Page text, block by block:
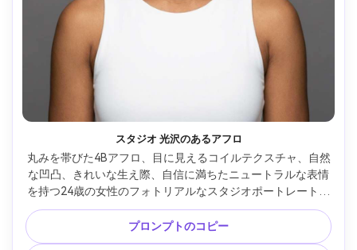
スタジオ 光沢のあるアフロ
丸みを帯びた4Bアフロ、目に見えるコイルテクスチャ、自然
な凹凸、きれいな生え際、自信に満ちたニュートラルな表情
を持つ24歳の女性のフォトリアルなスタジオポートレート。
ノースリーブの白のトップスと大胆な赤の口紅を着ていま
す。シームレスなグレーの背景。柔らかい満ちることと微妙
な髪の光の美皿のキーライト;フェーズ 1 スタイルの高級外
プロンプトのコピー